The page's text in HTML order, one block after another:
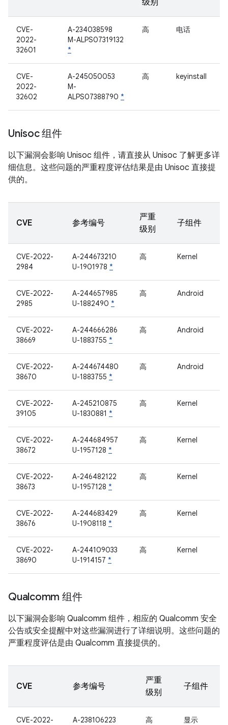
级别
CVE-
2022-
32601
A-234038598
M-ALPS07319132
*
高 电话
CVE-
2022-
32602
A-245050053
M-
ALPS07388790 *
高 keyinstall
Unisoc 组件
以下漏洞会影响 Unisoc 组件，请直接从 Unisoc 了解更多详
细信息。这些问题的严重程度评估结果是由 Unisoc 直接提
供的。
CVE 参考编号
严重
级别
子组件
CVE-2022-
2984
A-244673210
U-1901978 *
高 Kernel
CVE-2022-
2985
A-244657985
U-1882490 *
高 Android
CVE-2022-
38669
A-244666286
U-1883755 *
高 Android
CVE-2022-
38670
A-244674480
U-1883755 *
高 Android
CVE-2022-
39105
A-245210875
U-1830881 *
高 Kernel
CVE-2022-
38672
A-244684957
U-1957128 *
高 Kernel
CVE-2022-
38673
A-246482122
U-1957128 *
高 Kernel
CVE-2022-
38676
A-244683429
U-1908118 *
高 Kernel
CVE-2022-
38690
A-244109033
U-1914157 *
高 Kernel
Qualcomm 组件
以下漏洞会影响 Qualcomm 组件，相应的 Qualcomm 安全
公告或安全提醒中对这些漏洞进行了详细说明。这些问题的
严重程度评估是由 Qualcomm 直接提供的。
CVE 参考编号
严重
级别
子组件
CVE-2022-
A-238106223
高 显示